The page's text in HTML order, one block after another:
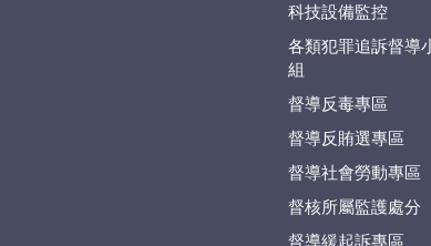
科技設備監控
各類犯罪追訴督導
組
督導反毒專區
督導反賄選專區
督導社會勞動專區
督核所屬監護處分
督導緩起訴專區